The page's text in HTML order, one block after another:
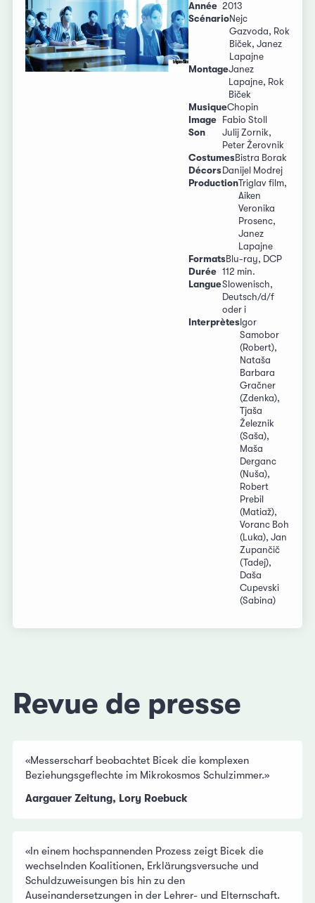
Année 2013
ScénarioNejc
Gazvoda, Rok
Biček, Janez
Lapajne
MontageJanez
Lapajne, Rok
Biček
MusiqueChopin
Image
Fabio Stoll
Son
Julij Zornik,
Peter Žerovnik
CostumesBistra Borak
Décors Danijel Modrej
ProductionTriglav film,
Aiken
Veronika
Prosenc,
Janez
Lapajne
FormatsBlu-ray, DCP
Durée 112 min.
LangueSlowenisch,
Deutsch/d/f
oder i
Interprètes Igor
Samobor
(Robert),
Nataša
Barbara
Gračner
(Zdenka),
Tjaša
Železnik
(Saša),
Maša
Derganc
(Nuša),
Robert
Prebil
(Matiaž),
Voranc Boh
(Luka), Jan
Zupančič
(Tadej),
Daša
Cupevski
(Sabina)
Revue de presse
«Messerscharf beobachtet Bicek die komplexen
Beziehungsgeflechte im Mikrokosmos Schulzimmer.»
Aargauer Zeitung, Lory Roebuck
«In einem hochspannenden Prozess zeigt Bicek die
wechselnden Koalitionen, Erklärungsversuche und
Schuldzuweisungen bis hin zu den
Auseinandersetzungen in der Lehrer- und Elternschaft.